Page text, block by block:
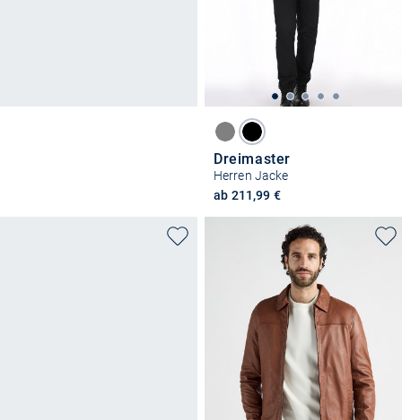
Dreimaster
Herren Jacke
ab 211,99 €